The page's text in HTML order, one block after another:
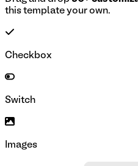
this template your own.
Checkbox
Switch
Images